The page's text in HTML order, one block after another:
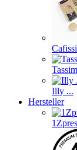
Illy ...
Hersteller